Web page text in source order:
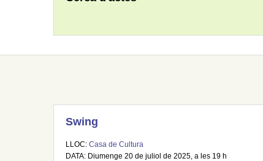
Swing
LLOC: Casa de Cultura
DATA: Diumenge 20 de juliol de 2025, a les 19 h